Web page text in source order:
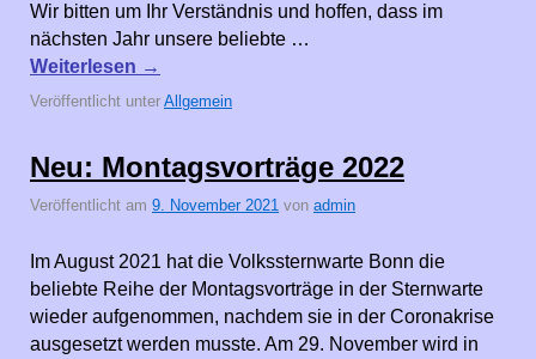
Wir bitten um Ihr Verständnis und hoffen, dass im
nächsten Jahr unsere beliebte …
Weiterlesen →
Veröffentlicht unter Allgemein
Neu: Montagsvorträge 2022
Veröffentlicht am 9. November 2021 von admin
Im August 2021 hat die Volkssternwarte Bonn die
beliebte Reihe der Montagsvorträge in der Sternwarte
wieder aufgenommen, nachdem sie in der Coronakrise
ausgesetzt werden musste. Am 29. November wird in